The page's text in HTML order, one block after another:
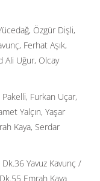
Özgür Dişli,
Ferhat Aşık,
Ali Uğur, Olcay
Furkan Uçar,
Yalçın, Yaşar
Kaya, Serdar
Yavuz Kavunç /
Emrah Kaya